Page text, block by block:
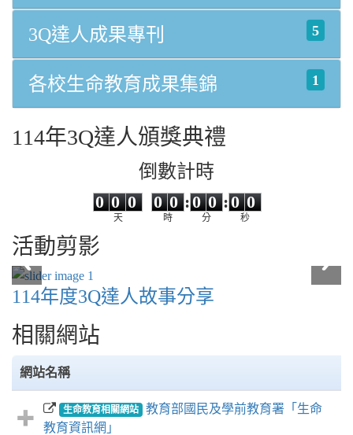
5
3Q達人成果專刊
1
各校生命教育成果集錦
114年3Q達人頒獎典禮
倒數計時
0 0 0
天
0
0
0
0
時
:
0
0
0
0
分
:0 0
秒
活動剪影
114三Q達人故事發表會 19.jpg
114三Q達人故事發表會 19.jpg
114三Q達人故事發表會 20.jpg
114三Q達人故事發表會 20.jpg
114年度3Q達人故事分享
相關網站
網站名稱
生命教育相關網站
教育部國民及學前教育署「生命
教育資訊網」